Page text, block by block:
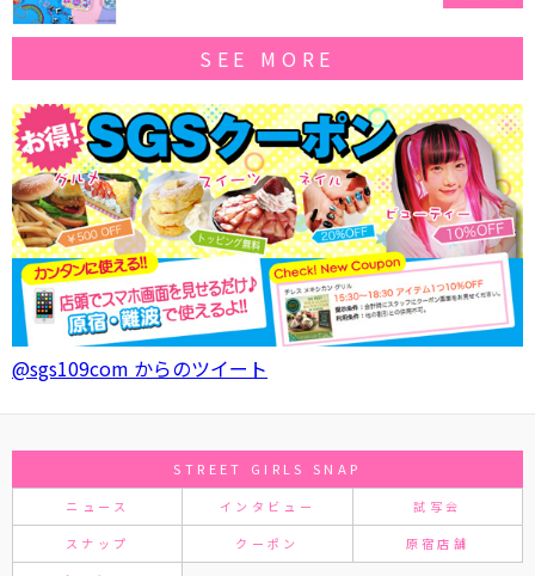
SEE MORE
@sgs109com からのツイート
STREET GIRLS SNAP
ニュース インタビュー 試写会
スナップ クーポン 原宿店舗